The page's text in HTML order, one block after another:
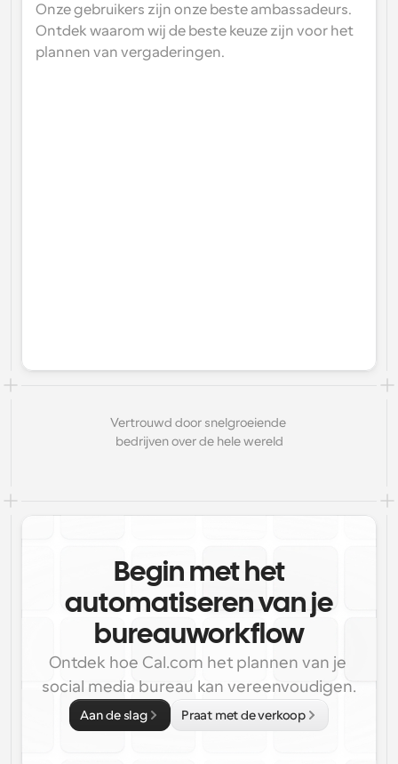
Onze gebruikers zijn onze beste ambassadeurs.
Ontdek waarom wij de beste keuze zijn voor het
plannen van vergaderingen.
Vertrouwd door snelgroeiende
bedrijven over de hele wereld
Begin met het
automatiseren van je
bureauworkflow
Ontdek hoe Cal.com het plannen van je
social media bureau kan vereenvoudigen.
Aan de slag Praat met de verkoop